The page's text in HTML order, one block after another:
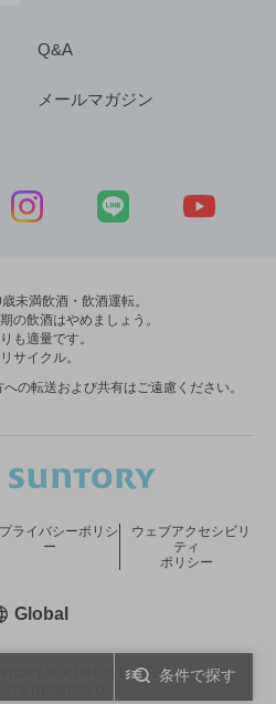
条件で探す
Q&A
メールマガジン
未満飲酒・飲酒運転。
の飲酒はやめましょう。
も適量です。
サイクル。
の転送および共有はご遠慮ください。
HOLDINGS LIMITED.
プライバシーポリシ
ー
ウェブアクセシビリ
ティ
ポリシー
Global新しいウィンドウで開く